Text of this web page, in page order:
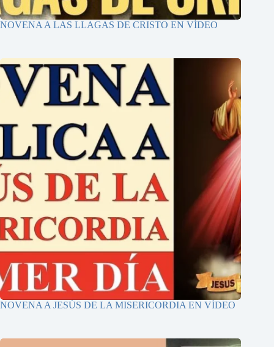
NOVENA A LAS LLAGAS DE CRISTO EN VÍDEO
NOVENA A JESÚS DE LA MISERICORDIA EN VÍDEO
Ver Política de Privacidad